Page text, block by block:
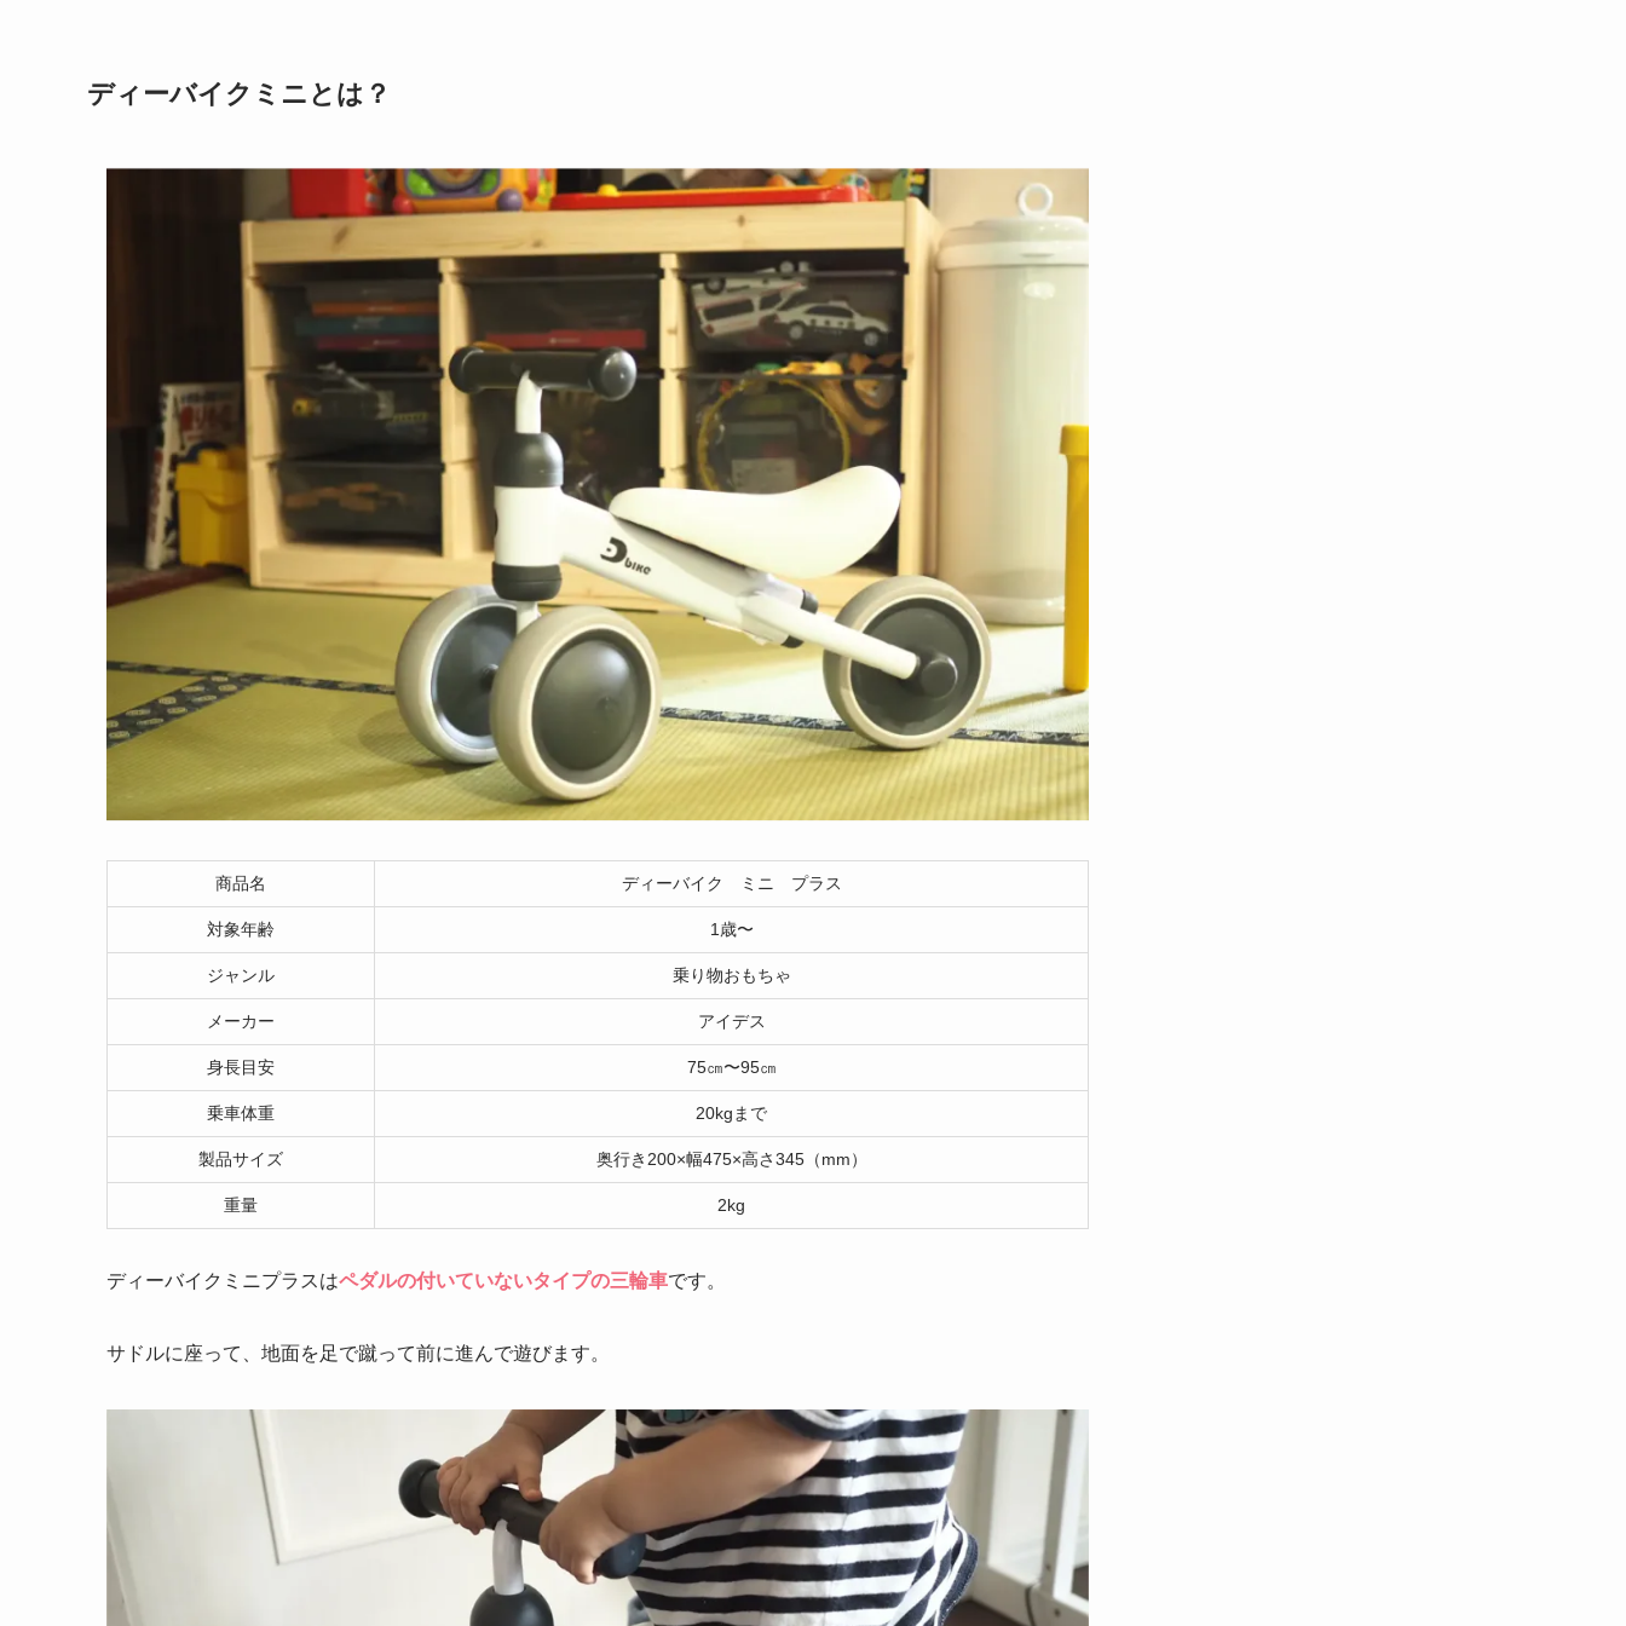
ディーバイクミニとは？
商品名 ディーバイク ミニ プラス
対象年齢 1歳〜
ジャンル 乗り物おもちゃ
メーカー アイデス
身長目安 75㎝〜95㎝
乗車体重 20kgまで
製品サイズ 奥行き200×幅475×高さ345（mm）
重量 2kg
ディーバイクミニプラスはペダルの付いていないタイプの三輪車です。
サドルに座って、地面を足で蹴って前に進んで遊びます。